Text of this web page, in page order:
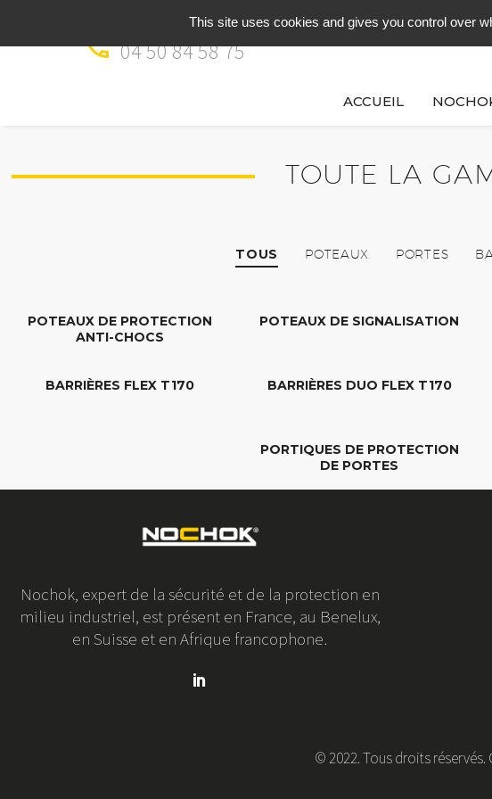

 Appelez-nous
04 50 84 58 75
ACCUEIL
TOUTE LA
TOUS POTEAUX PORTES
POTEAUX DE PROTECTION
ANTI-CHOCS
POTEAUX DE SIGNALISATION
BARRIÈRES FLEX T170 BARRIÈRES DUO FLEX T170
PORTIQUES DE PROTECTION
DE PORTES
Nochok, expert de la sécurité et de la protection en
milieu industriel, est présent en France, au Benelux,
en Suisse et en Afrique francophone.
© 2022. Tous droits réservés.
This site uses cookies and gives you control over